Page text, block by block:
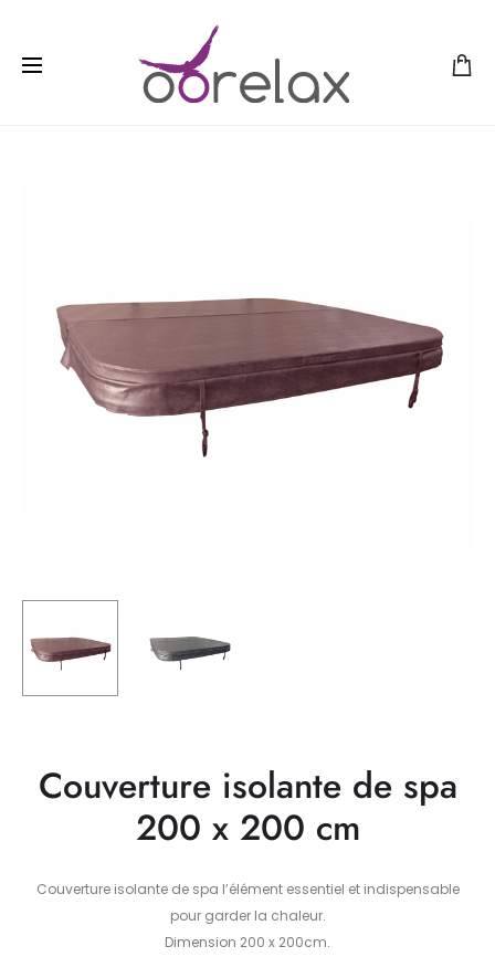
Couverture isolante de spa
200 x 200 cm
Couverture isolante de spa l’élément essentiel et indispensable
pour garder la chaleur.
Dimension 200 x 200cm.